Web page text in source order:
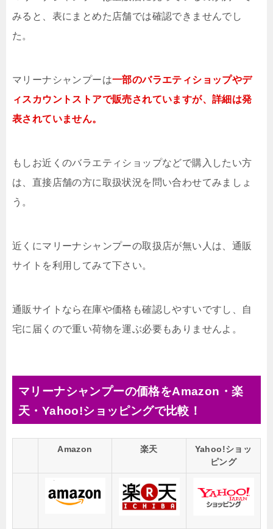
みると、表にまとめた店舗では確認できませんでし
た。
マリーナシャンプーは一部のバラエティショップやデ
ィスカウントストアで販売されていますが、詳細は発
表されていません。
もしお近くのバラエティショップなどで購入したい方
は、直接店舗の方に取扱状況を問い合わせてみましょ
う。
近くにマリーナシャンプーの取扱店が無い人は、通販
サイトを利用してみて下さい。
通販サイトなら在庫や価格も確認しやすいですし、自
宅に届くので重い荷物を運ぶ必要もありませんよ。
マリーナシャンプーの価格をAmazon・楽
天・Yahoo!ショッピングで比較！
Amazon 楽天
Yahoo!ショッ
ピング